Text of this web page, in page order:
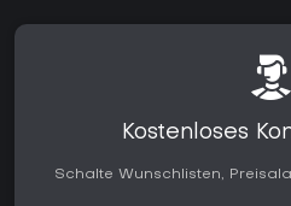
Kostenloses
Schalte Wunschlisten,